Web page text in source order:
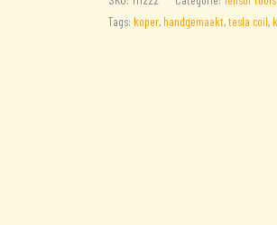
Tesla
Tags: koper, handgemaakt,tesla coil,